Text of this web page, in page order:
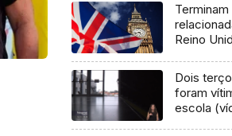
Reino
Dois
foram
escola